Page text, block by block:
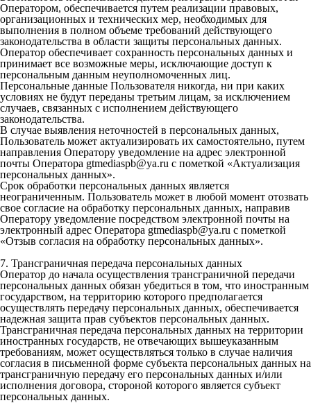
Оператором, обеспечивается путем реализации правовых,
организационных и технических мер, необходимых для
выполнения в полном объеме требований действующего
законодательства в области защиты персональных данных.
Оператор обеспечивает сохранность персональных данных и
принимает все возможные меры, исключающие доступ к
персональным данным неуполномоченных лиц.
Персональные данные Пользователя никогда, ни при каких
условиях не будут переданы третьим лицам, за исключением
случаев, связанных с исполнением действующего
законодательства.
В случае выявления неточностей в персональных данных,
Пользователь может актуализировать их самостоятельно, путем
направления Оператору уведомление на адрес электронной
почты Оператора gtmediaspb@ya.ru с пометкой «Актуализация
персональных данных».
Срок обработки персональных данных является
неограниченным. Пользователь может в любой момент отозвать
свое согласие на обработку персональных данных, направив
Оператору уведомление посредством электронной почты на
электронный адрес Оператора gtmediaspb@ya.ru с пометкой
«Отзыв согласия на обработку персональных данных».
7. Трансграничная передача персональных данных
Оператор до начала осуществления трансграничной передачи
персональных данных обязан убедиться в том, что иностранным
государством, на территорию которого предполагается
осуществлять передачу персональных данных, обеспечивается
надежная защита прав субъектов персональных данных.
Трансграничная передача персональных данных на территории
иностранных государств, не отвечающих вышеуказанным
требованиям, может осуществляться только в случае наличия
согласия в письменной форме субъекта персональных данных на
трансграничную передачу его персональных данных и/или
исполнения договора, стороной которого является субъект
персональных данных.